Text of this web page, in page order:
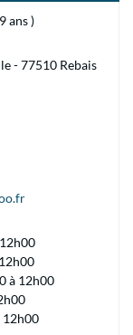
ans )
- 77510 Rebais
à 12h00
12h00